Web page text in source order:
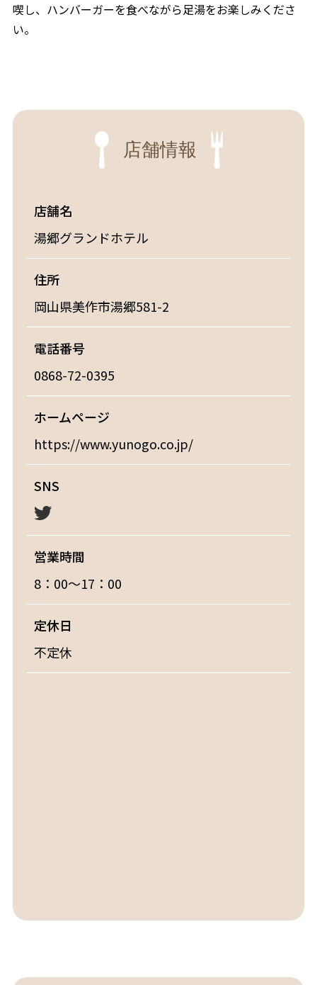
喫し、ハンバーガーを食べながら足湯をお楽しみくださ
い。
店舗情報
店舗名
湯郷グランドホテル
住所
岡山県美作市湯郷581-2
電話番号
0868-72-0395
ホームページ
https://www.yunogo.co.jp/
SNS
営業時間
8：00～17：00
定休日
不定休